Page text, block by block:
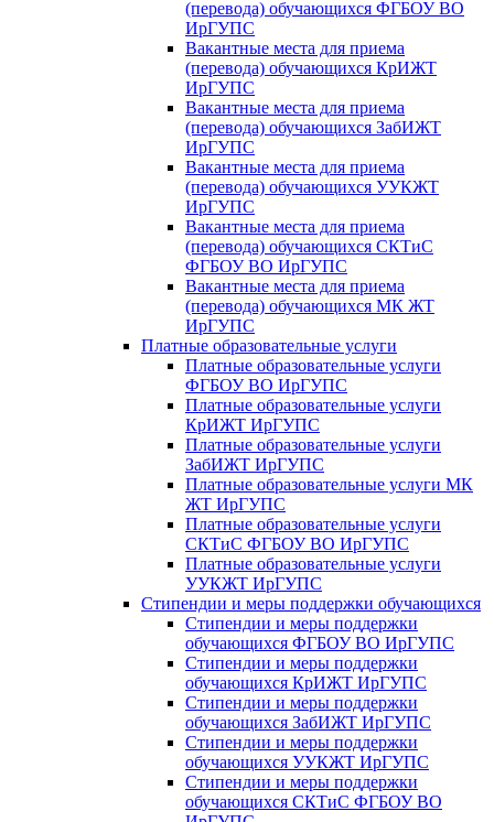
(перевода) обучающихся ФГБОУ ВО
ИрГУПС
Вакантные места для приема
(перевода) обучающихся КрИЖТ
ИрГУПС
Вакантные места для приема
(перевода) обучающихся ЗабИЖТ
ИрГУПС
Вакантные места для приема
(перевода) обучающихся УУКЖТ
ИрГУПС
Вакантные места для приема
(перевода) обучающихся СКТиС
ФГБОУ ВО ИрГУПС
Вакантные места для приема
(перевода) обучающихся МК ЖТ
ИрГУПС
Платные образовательные услуги
Платные образовательные услуги
ФГБОУ ВО ИрГУПС
Платные образовательные услуги
КрИЖТ ИрГУПС
Платные образовательные услуги
ЗабИЖТ ИрГУПС
Платные образовательные услуги МК
ЖТ ИрГУПС
Платные образовательные услуги
СКТиС ФГБОУ ВО ИрГУПС
Платные образовательные услуги
УУКЖТ ИрГУПС
Стипендии и меры поддержки обучающихся
Стипендии и меры поддержки
обучающихся ФГБОУ ВО ИрГУПС
Стипендии и меры поддержки
обучающихся КрИЖТ ИрГУПС
Стипендии и меры поддержки
обучающихся ЗабИЖТ ИрГУПС
Стипендии и меры поддержки
обучающихся УУКЖТ ИрГУПС
Стипендии и меры поддержки
обучающихся СКТиС ФГБОУ ВО